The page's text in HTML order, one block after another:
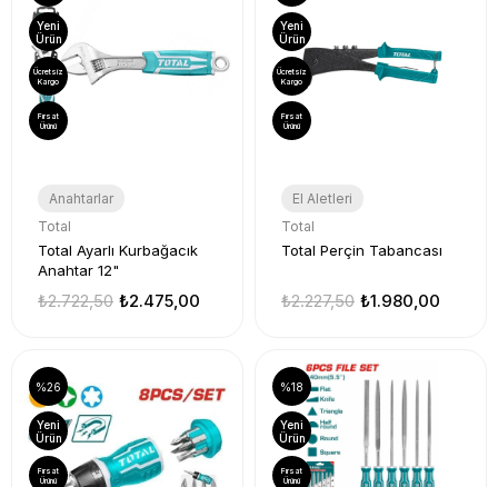
Anahtarlar
Total
Total Ayarlı Kurbağacık
Anahtar 12"
₺2.475,00
₺2.722,50
Yeni
Ürün
Ücretsiz
Kargo
Fırsat
Ürünü
El Aletleri
Total
Total Perçin Tabancası
₺1.980,00
₺2.227,50
Yeni
Ürün
Ücretsiz
Kargo
Fırsat
Ürünü
%26
Yeni
Ürün
Fırsat
Ürünü
%18
Yeni
Ürün
Fırsat
Ürünü